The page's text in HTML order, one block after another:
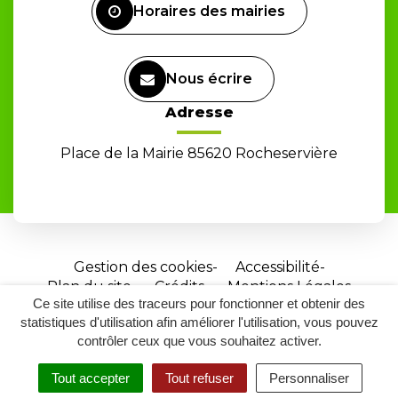
Ce site utilise des traceurs pour fonctionner et obtenir des
statistiques d'utilisation afin améliorer l'utilisation, vous pouvez
contrôler ceux que vous souhaitez activer.
Tout accepter Tout refuser Personnaliser
RECHERCHER
ACCESSIBILITÉ
Horaires des mairies
Nous écrire
Adresse
Place de la Mairie 85620 Rocheservière
Gestion des cookies
Accessibilité
Plan du site
Crédits
Mentions Légales
Site
réalisé
par
Inovagora